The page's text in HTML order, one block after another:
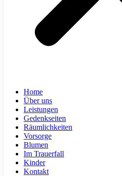
Home
Über uns
Leistungen
Gedenkseiten
Räumlichkeiten
Vorsorge
Blumen
Im Trauerfall
Kinder
Kontakt